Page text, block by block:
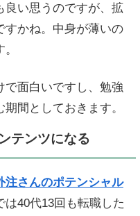
良い思うのですが、拡
すかね。中身が薄いの
で面白いですし、勉強
間としておきます。
テンツになる
注さんのポテンシャル
は40代13回も転職した